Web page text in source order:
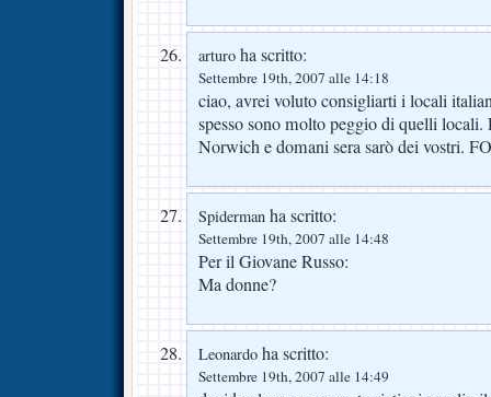
arturo ha scritto:
Settembre 19th, 2007 alle 14:18
ciao, avrei voluto consigliarti i locali
spesso sono molto peggio di quelli locali.
Norwich e domani sera sarò dei vostri.
Spiderman ha scritto:
Settembre 19th, 2007 alle 14:48
Per il Giovane Russo:
Ma donne?
Leonardo ha scritto:
Settembre 19th, 2007 alle 14:49